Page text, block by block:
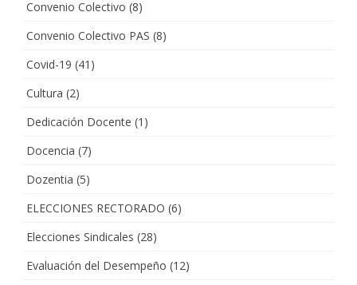
Convenio Colectivo (8)
Convenio Colectivo PAS (8)
Covid-19 (41)
Cultura (2)
Dedicación Docente (1)
Docencia (7)
Dozentia (5)
ELECCIONES RECTORADO (6)
Elecciones Sindicales (28)
Evaluación del Desempeño (12)